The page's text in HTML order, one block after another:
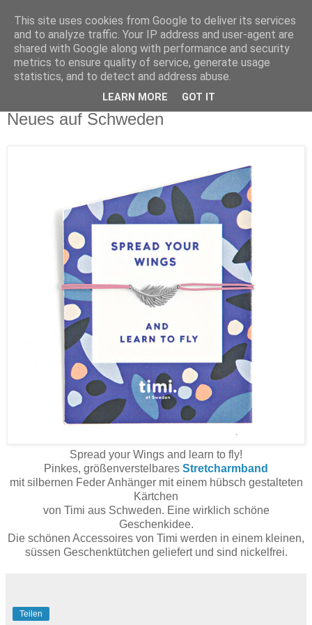
Neues auf Schweden
Spread your Wings and learn to fly!
Pinkes, größenverstelbares Stretcharmband
mit silbernen Feder Anhänger mit einem hübsch gestalteten
Kärtchen
von Timi aus Schweden. Eine wirklich schöne
Geschenkidee.
Die schönen Accessoires von Timi werden in einem kleinen,
süssen Geschenktütchen geliefert und sind nickelfrei.
Teilen
This site uses cookies from Google to deliver its services
and to analyze traffic. Your IP address and user-agent are
shared with Google along with performance and security
metrics to ensure quality of service, generate usage
statistics, and to detect and address abuse.
LEARN MORE GOT IT